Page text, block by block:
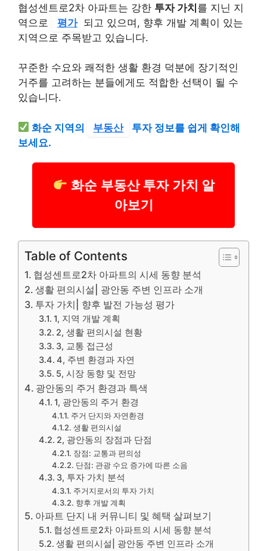
협성센트로2차 아파트는 강한 투자 가치를 지닌 지
역으로
평가 되고 있으며, 향후 개발 계획이 있는
지역으로 주목받고 있습니다.
꾸준한 수요와 쾌적한 생활 환경 덕분에 장기적인
거주를 고려하는 분들에게도 적합한 선택이 될 수
있습니다.
화순 지역의 부동산
투자 정보를 쉽게 확인해
보세요.
화순 부동산 투자 가치 알
아보기
Table of Contents
협성센트로2차 아파트의 시세 동향 분석
생활 편의시설| 광안동 주변 인프라 소개
투자 가치| 향후 발전 가능성 평가
1, 지역 개발 계획
2, 생활 편의시설 현황
3, 교통 접근성
4, 주변 환경과 자연
5, 시장 동향 및 전망
광안동의 주거 환경과 특색
1, 광안동의 주거 환경
주거 단지와 자연환경
생활 편의시설
2, 광안동의 장점과 단점
장점: 교통과 편의성
단점: 관광 수요 증가에 따른 소음
3, 투자 가치 분석
주거지로서의 투자 가치
향후 개발 계획
아파트 단지 내 커뮤니티 및 혜택 살펴보기
협성센트로2차 아파트의 시세 동향 분석
생활 편의시설| 광안동 주변 인프라 소개